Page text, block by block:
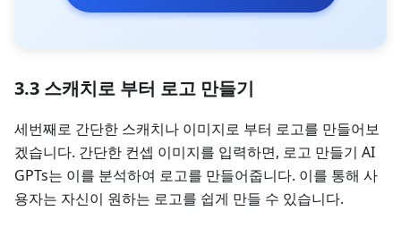
3.3 스캐치로 부터 로고 만들기
세번째로 간단한 스캐치나 이미지로 부터 로고를 만들어보
겠습니다. 간단한 컨셉 이미지를 입력하면, 로고 만들기 AI
GPTs는 이를 분석하여 로고를 만들어줍니다. 이를 통해 사
용자는 자신이 원하는 로고를 쉽게 만들 수 있습니다.